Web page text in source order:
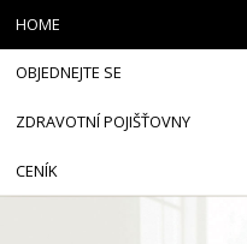
HOME
OBJEDNEJTE SE
ZDRAVOTNÍ POJIŠŤOVNY
CENÍK